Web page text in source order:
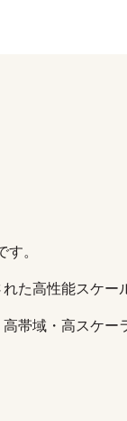
。
た高性能スケー
帯域・高スケ